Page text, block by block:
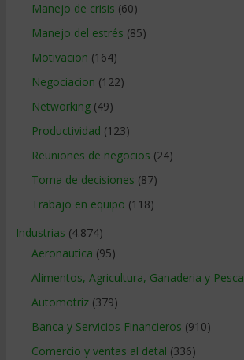
Manejo de crisis (60)
Manejo del estrés (85)
Motivacion (164)
Negociacion (122)
Networking(49)
Productividad (123)
Reuniones de negocios (24)
Toma de decisiones (87)
Trabajo en equipo (118)
Industrias (4.874)
Aeronautica (95)
Alimentos, Agricultura, Ganaderia y Pesca
Automotriz(379)
Banca y Servicios Financieros (910)
Comercio y ventas al detal (336)